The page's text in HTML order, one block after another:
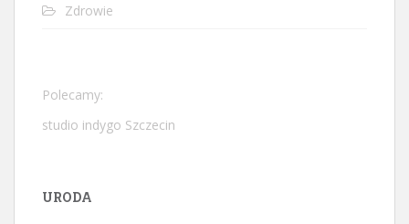
Zdrowie
Polecamy:
studio indygo Szczecin
URODA